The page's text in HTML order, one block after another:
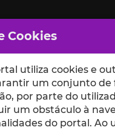
Cookies
utiliza cookies e
um conjunto de
por parte do
um obstáculo à
do portal. Ao